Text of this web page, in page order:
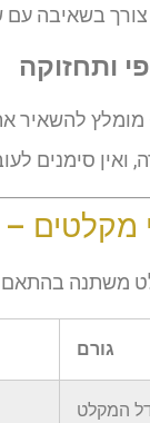
בשאיבה עם
ותחזוקה
מומלץ להשאיר
ואין סימנים
מקלטים
משתנה בהתאם
גורם
המקלט